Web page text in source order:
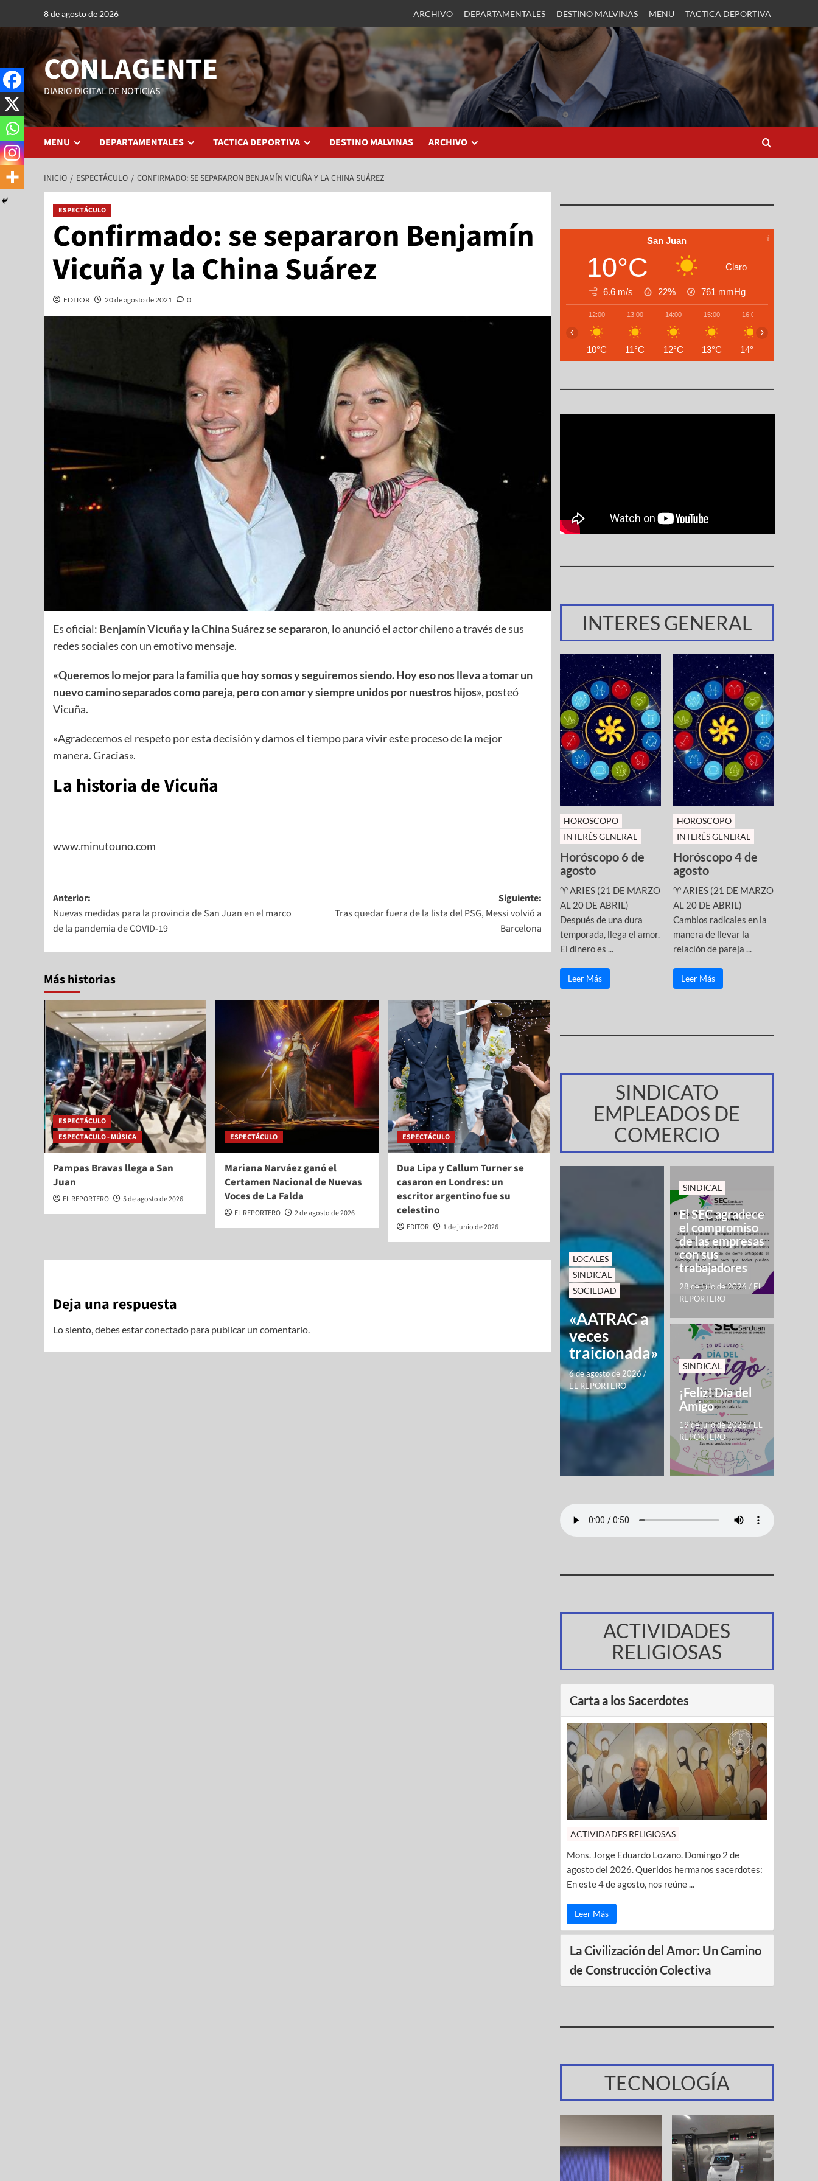
8 de agosto de 2026 ARCHIVO DEPARTAMENTALES DESTINO MALVINAS MENU TACTICA DEPORTIVA
CONLAGENTE
DIARIO DIGITAL DE NOTICIAS
MENU DEPARTAMENTALES TACTICA DEPORTIVA DESTINO MALVINAS ARCHIVO
INICIO ESPECTÁCULO CONFIRMADO: SE SEPARARON BENJAMÍN VICUÑA Y LA CHINA SUÁREZ
ESPECTÁCULO
Confirmado: se separaron Benjamín
Vicuña y la China Suárez
EDITOR 20 de agosto de 2021 0
Es oficial: Benjamín Vicuñay laChina Suárezse separaron, lo anunció el actor chileno a través de sus
redes sociales con un emotivo mensaje.
«Queremos lo mejor para la familia que hoy somos y seguiremos siendo. Hoy eso nos lleva a tomar un
nuevo camino separados como pareja, pero con amor y siempre unidos por nuestros hijos»,posteó
Vicuña.
«Agradecemos el respeto por esta decisión y darnos el tiempo para vivir este proceso de la mejor
manera. Gracias».
La historia de Vicuña
www.minutouno.com
Anterior:
Nuevas medidas para la provincia de San Juan en el marco
de la pandemia de COVID-19
Siguiente:
Tras quedar fuera de la lista del PSG, Messi volvió a
Barcelona
Más historias
ESPECTÁCULO
ESPECTACULO - MÚSICA
Pampas Bravas llega a San
Juan
EL REPORTERO 5 de agosto de 2026
ESPECTÁCULO
Mariana Narváez ganó el
Certamen Nacional de Nuevas
Voces de La Falda
EL REPORTERO 2 de agosto de 2026
ESPECTÁCULO
Dua Lipa y Callum Turner se
casaron en Londres: un
escritor argentino fue su
celestino
EDITOR 1 de junio de 2026
Deja una respuesta
Lo siento, debes estarconectado para publicar un comentario.
San Juan
10°C Claro
6.6 m/s 22% 761 mmHg
12:00
10°C
13:00
11°C
14:00
12°C
15:00
13°C
16:00
14°C
‹ ›
INTERES GENERAL
HOROSCOPO
INTERÉS GENERAL
Horóscopo 6 de
agosto
♈ ARIES (21 DE MARZO
AL 20 DE ABRIL)
Después de una dura
temporada, llega el amor.
El dinero es ...
Leer Más
HOROSCOPO
INTERÉS GENERAL
Horóscopo 4 de
agosto
♈ ARIES (21 DE MARZO
AL 20 DE ABRIL)
Cambios radicales en la
manera de llevar la
relación de pareja ...
Leer Más
SINDICATO
EMPLEADOS DE
COMERCIO
LOCALES
SINDICAL
SOCIEDAD
«AATRAC a
veces
traicionada»
6 de agosto de 2026/
EL REPORTERO
SINDICAL
El SEC agradece
el compromiso
de las empresas
con sus
trabajadores
28 de julio de 2026 / EL
REPORTERO
SINDICAL
¡Feliz! Día del
Amigo
19 de julio de 2026/EL
REPORTERO
ACTIVIDADES
RELIGIOSAS
Carta a los Sacerdotes
ACTIVIDADES RELIGIOSAS
Mons. Jorge Eduardo Lozano. Domingo 2 de
agosto del 2026. Queridos hermanos sacerdotes:
En este 4 de agosto, nos reúne ...
Leer Más
La Civilización del Amor: Un Camino
de Construcción Colectiva
TECNOLOGÍA